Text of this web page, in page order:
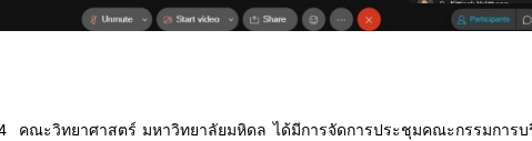
าศาสตร์ มหาวิทยาลัยมหิดล ได้มีการจัดการประชุมคณะกรรมการบริ